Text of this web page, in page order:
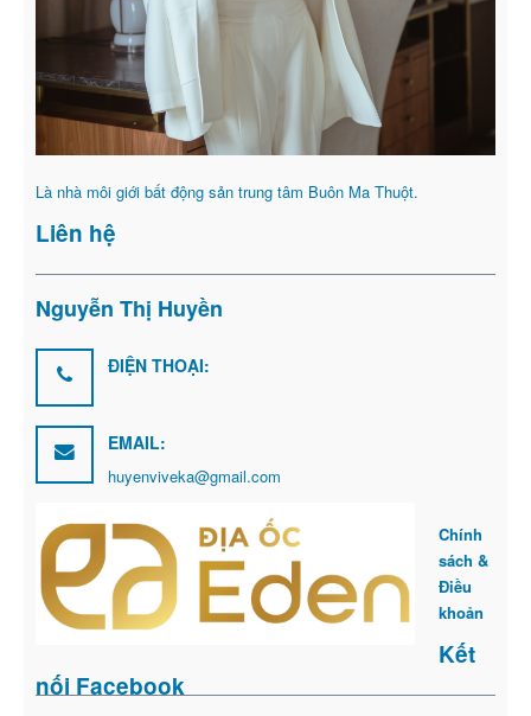
Là nhà môi giới bất động sản trung tâm Buôn Ma Thuột.
Liên hệ
Nguyễn Thị Huyền
ĐIỆN THOẠI:
EMAIL:
huyenviveka@gmail.com
Chính
sách &
Điều
khoản
Kết
nối Facebook